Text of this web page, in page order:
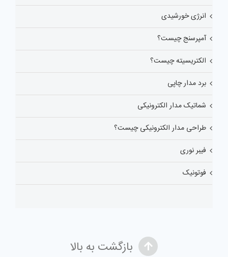
انرژی خورشیدی
آمپرسنج چیست؟
الکتریسیته چیست؟
برد مدار چاپی
شماتیک مدار الکترونیکی
طراحی مدار الکترونیکی چیست؟
فیبر نوری
فوتونیک
بازگشت به بالا